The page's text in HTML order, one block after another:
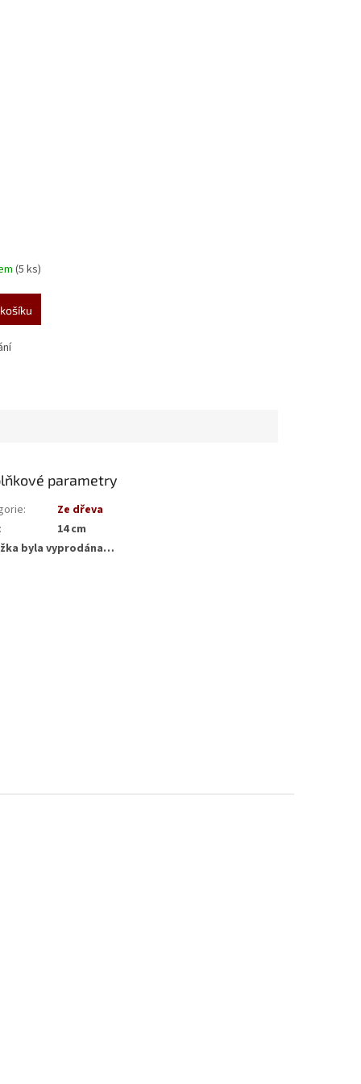
(5 ks)
parametry
:
Ze dřeva
:
14 cm
byla vyprodána…